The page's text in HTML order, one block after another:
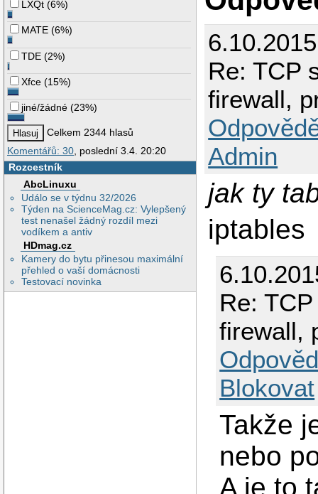
LXQt (6%)
MATE (6%)
TDE (2%)
Xfce (15%)
jiné/žádné (23%)
Celkem 2344 hlasů
Komentářů: 30 , poslední 3.4. 20:20
Rozcestník
AbcLinuxu
Událo se v týdnu 32/2026
Týden na ScienceMag.cz: Vylepšený
test nenašel žádný rozdíl mezi
vodíkem a antiv
HDmag.cz
Kamery do bytu přinesou maximální
přehled o vaší domácnosti
Testovací novinka
Re: TCP
firewall,
Admin
jak ty
iptables
Re:
firewall,
Blokovat
Takže
nebo
A je to